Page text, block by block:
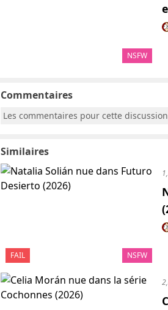
NSFW
Commentaires
Les commentaires pour cette
Similaires
FAIL NSFW